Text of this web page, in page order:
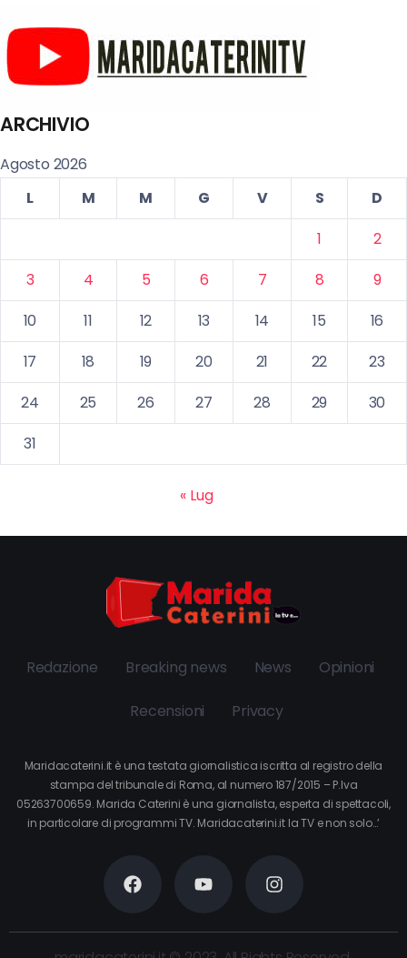
ARCHIVIO
Agosto 2026
L
M M G V S
D
1
2
3
4 5 6 7 8
9
10
11 12 13 14 15
16
17
18 19 20 21 22
23
24
25 26 27 28 29
30
31
« Lug
Redazione Breaking news News Opinioni
Recensioni Privacy
Maridacaterini.it è una testata giornalistica iscritta al registro della
stampa del tribunale di Roma, al numero 187/2015 – P.Iva
05263700659. Marida Caterini è una giornalista, esperta di spettacoli,
in particolare di programmi TV. Maridacaterini.it la TV e non solo…’